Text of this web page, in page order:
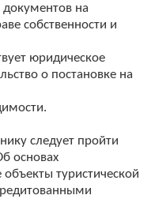
на
собственности и
юридическое
о постановке на
следует пройти
основах
объекты туристической